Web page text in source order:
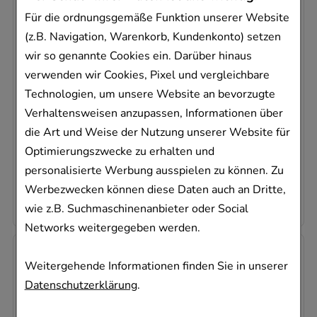
Für die ordnungsgemäße Funktion unserer Website
(z.B. Navigation, Warenkorb, Kundenkonto) setzen
wir so genannte Cookies ein. Darüber hinaus
verwenden wir Cookies, Pixel und vergleichbare
Technologien, um unsere Website an bevorzugte
Verhaltensweisen anzupassen, Informationen über
die Art und Weise der Nutzung unserer Website für
Optimierungszwecke zu erhalten und
personalisierte Werbung ausspielen zu können. Zu
Werbezwecken können diese Daten auch an Dritte,
wie z.B. Suchmaschinenanbieter oder Social
Networks weitergegeben werden.
Weitergehende Informationen finden Sie in unserer
Datenschutzerklärung.
OMEPRAZOL Dexcel 10 mg
magensaftres.Hartkapseln
Dexcel Pharma GmbH
98St
Kapseln, magensaftresistent
09684253
Dieses Produkt ist zur Zeit nicht verfügbar
19,50 €¹
0,20 € pro 1 Stk